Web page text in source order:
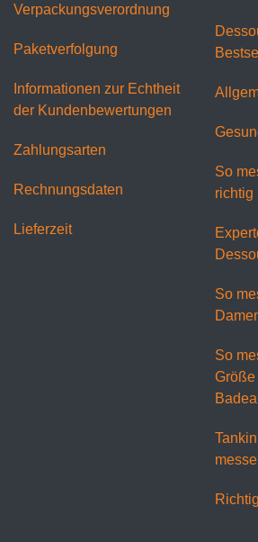
Verpackungsverordnung
Paketverfolgung
Informationen zur Echtheit
der Kundenbewertungen
Zahlungsarten
Rechnungsdaten
Lieferzeit
So
richtig
So
So
Größe